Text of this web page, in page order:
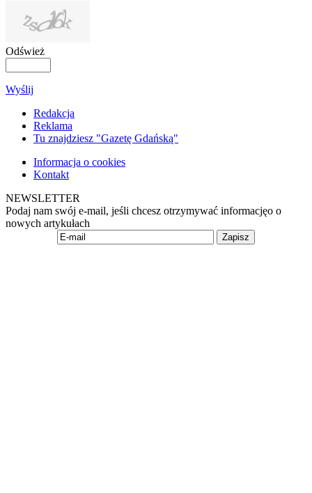
Odśwież
Wyślij
Redakcja
Reklama
Tu znajdziesz "Gazetę Gdańską"
Informacja o cookies
Kontakt
NEWSLETTER
Podaj nam swój e-mail, jeśli chcesz otrzymywać informacjęo o
nowych artykułach
Zapisz